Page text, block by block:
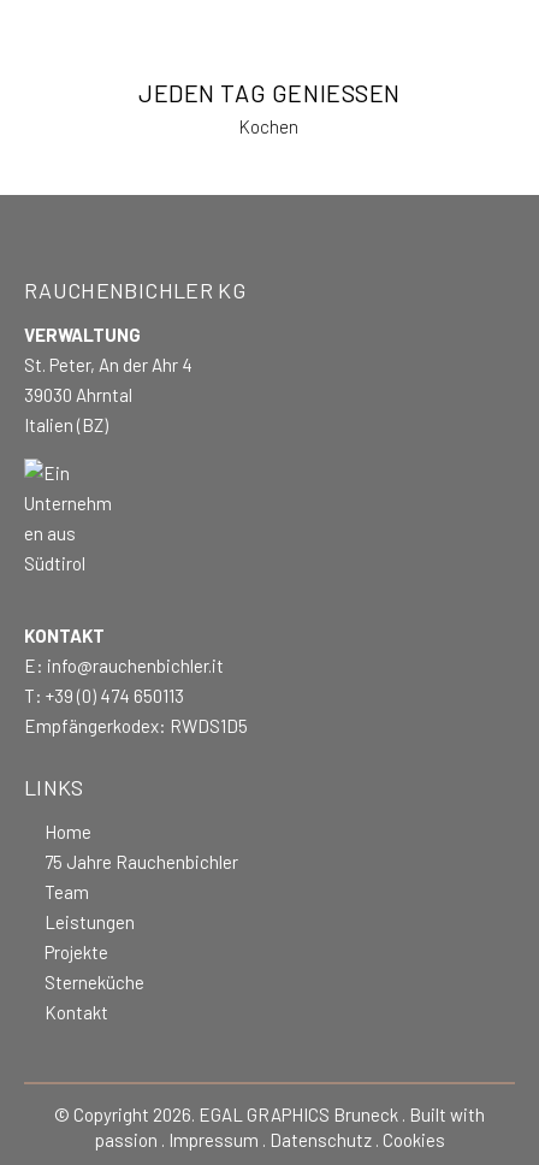
JEDEN TAG GENIESSEN
Kochen
RAUCHENBICHLER KG
VERWALTUNG
St. Peter, An der Ahr 4
39030 Ahrntal
Italien (BZ)
KONTAKT
E: info@rauchenbichler.it
T: +39 (0) 474 650113
Empfängerkodex: RWDS1D5
LINKS
Home
75 Jahre Rauchenbichler
Team
Leistungen
Projekte
Sterneküche
Kontakt
© Copyright 2026. EGAL GRAPHICS Bruneck . Built with
passion . Impressum . Datenschutz. Cookies